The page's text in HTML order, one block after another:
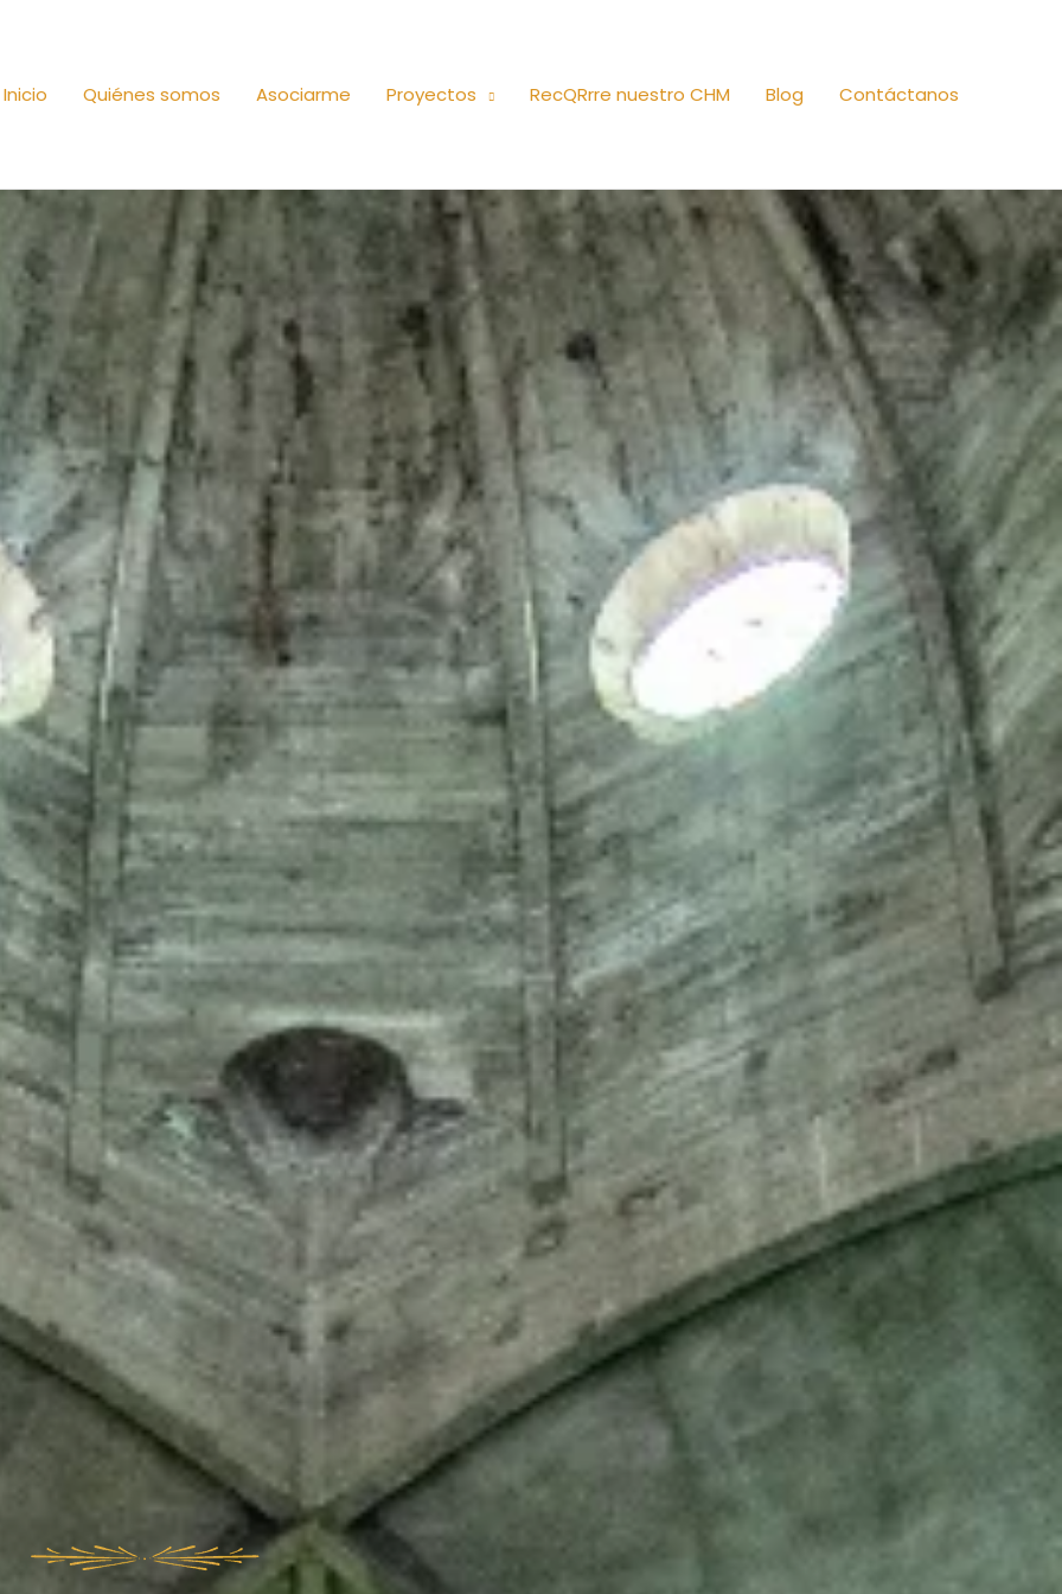
Inicio Quiénes somos Asociarme Proyectos RecQRrre nuestro CHM Blog Contáctanos